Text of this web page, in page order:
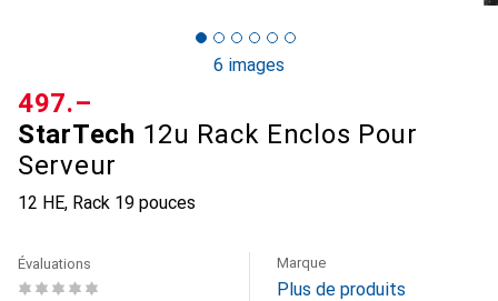
6 images
StarTech 12u Rack Enclos Pour
Serveur
12 HE, Rack 19 pouces
CHF
497.–
Évaluations Marque
Plus de produits